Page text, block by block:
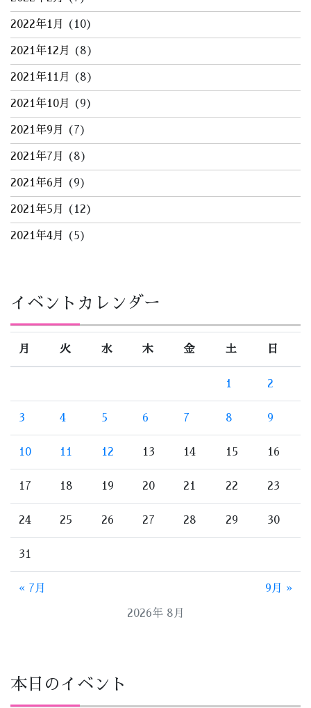
2022年1月 (10)
2021年12月 (8)
2021年11月 (8)
2021年10月 (9)
2021年9月 (7)
2021年7月 (8)
2021年6月 (9)
2021年5月 (12)
2021年4月 (5)
イベントカレンダー
2026年 8月
月 火 水 木 金 土 日
1 2
3 4 5 6 7 8 9
10 11 12 13 14 15 16
17 18 19 20 21 22 23
24 25 26 27 28 29 30
31
« 7月 9月 »
本日のイベント